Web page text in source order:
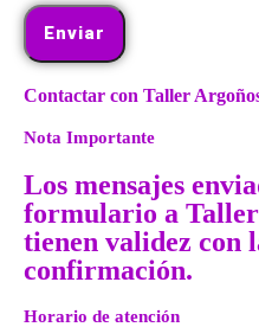
Enviar
Contactar con Taller
Nota Importante
Los mensajes
formulario a Taller
tienen validez con
confirmación.
Horario de atención